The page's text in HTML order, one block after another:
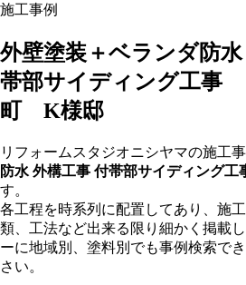
施工事例
外壁塗装＋ベランダ防
帯部サイディング工事
町 K様邸
リフォームスタジオニシヤマの施工事
防水 外構工事 付帯部サイディング工
す。
各工程を時系列に配置してあり、施
類、工法など出来る限り細かく掲載
ーに地域別、塗料別でも事例検索で
さい。